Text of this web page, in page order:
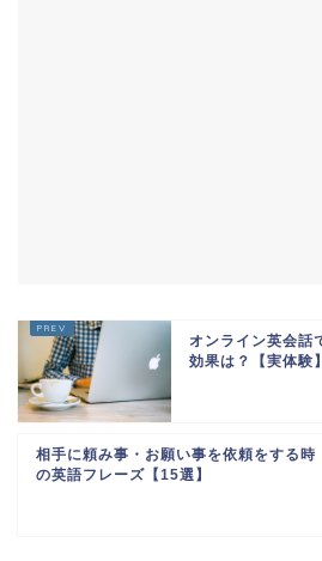
オンライン英会話
効果は？【実体験】
相手に頼み事・お願い事を依頼をする時
の英語フレーズ【15選】